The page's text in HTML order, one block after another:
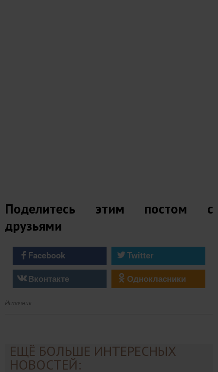
Поделитесь этим постом с
друзьями
Facebook
Twitter
Вконтакте
Однокласники
Источник
ЕЩЁ БОЛЬШЕ ИНТЕРЕСНЫХ
НОВОСТЕЙ: